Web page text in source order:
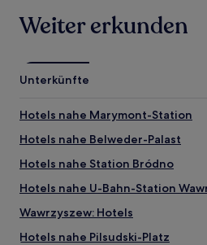
Weiter erkunden
Unterkünfte
Hotels nahe Marymont-Station
Hotels nahe Belweder-Palast
Hotels nahe Station Bródno
Hotels nahe U-Bahn-Station
Wawrzyszew: Hotels
Hotels nahe Pilsudski-Platz